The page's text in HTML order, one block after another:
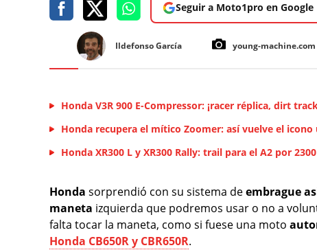
Seguir a Moto1pro en Google
Ildefonso García young-machine.com
Honda V3R 900 E-Compressor: ¡racer réplica, dirt
Honda recupera el mítico Zoomer: así vuelve el
Honda XR300 L y XR300 Rally: trail para el A2 por
Honda sorprendió con su sistema deembrague
maneta izquierda que podremos usar o no a
falta tocar la maneta, como si fuese una moto
Honda CB650R y CBR650R.